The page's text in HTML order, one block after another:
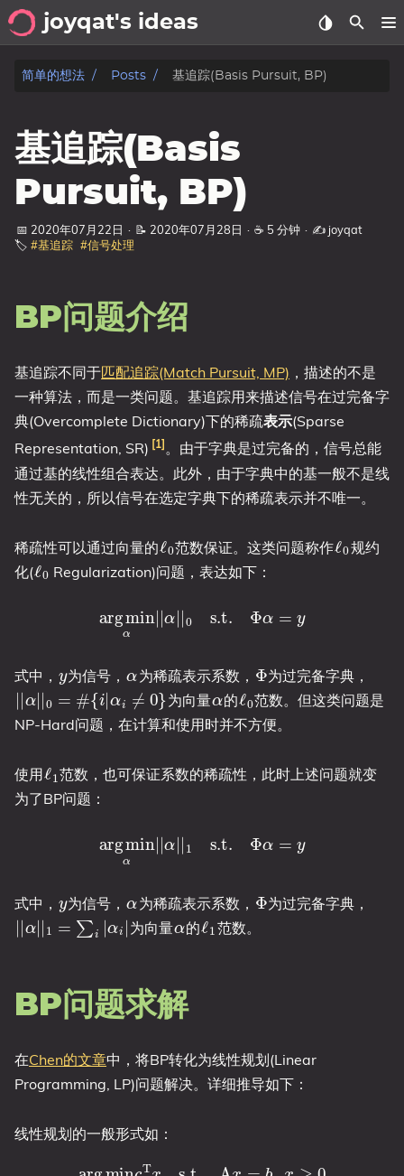
joyqat's ideas
关于
分类
文章
标签
简单的想法 Posts 基追踪(Basis Pursuit, BP)
基追踪(Basis
Pursuit, BP)
📅 2020年07月22日 · 📝 2020年07月28日 · ☕ 5 分钟 · ✍️ joyqat
🏷️ #基追踪 #信号处理
BP问题介绍
基追踪不同于匹配追踪(Match Pursuit, MP) ，描述的不是
一种算法，而是一类问题。基追踪用来描述信号在过完备字
典(Overcomplete Dictionary)下的稀疏表示(Sparse
Representation, SR) 1 。由于字典是过完备的，信号总能
通过基的线性组合表达。此外，由于字典中的基一般不是线
性无关的，所以信号在选定字典下的稀疏表示并不唯一。
稀疏性可以通过向量的 范数保证。这类问题称作
规约
化(
ℓ0
Regularization)问题，表达如下：
argmin α |0s.t. Φα=
式中， 为信号， 为稀疏表示系数，
Φ
为过完备字典，
||α ||0 =# {i|αi≠ 0
为向量
α
的
ℓ0
范数。但这类问题是
NP-Hard问题，在计算和使用时并不方便。
使用
1
范数，也可保证系数的稀疏性，此时上述问题就变
为了BP问题：
argminα |1s.t. Φα=
式中， 为信号， 为稀疏表示系数， 为过完备字典，
||α ||1 =∑i|αi
为向量
α
的
ℓ1
范数。
BP问题求解
在Chen的文章中，将BP转化为线性规划(Linear
Programming, LP)问题解决。详细推导如下：
线性规划的一般形式如：
arg min x A x